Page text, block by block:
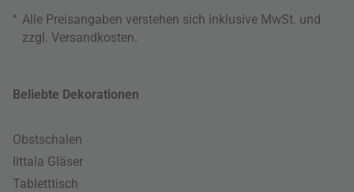
* Alle Preisangaben verstehen sich inklusive MwSt. und
zzgl. Versandkosten
Beliebte Dekorationen
Obstschalen
Iittala Gläser
Tabletttisch